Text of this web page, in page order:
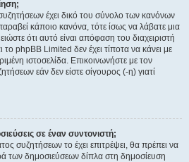
έχει δικό του σύνολο των κανόνων
κάποιο κανόνα, τότε ίσως να λάβατε μια
ότι αυτό είναι απόφαση του διαχειριστή
phpBB Limited δεν έχει τίποτα να κάνει με
ιστοσελίδα. Επικοινωνήστε με τον
εάν δεν είστε σίγουρος (-η) γιατί
σε έναν συντονιστή;
συζητήσεων το έχει επιτρέψει, θα πρέπει να
των δημοσιεύσεων δίπλα στη δημοσίευση